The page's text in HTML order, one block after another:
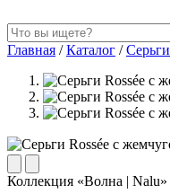
Главная / Каталог / Серьги
Коллекция «Волна | Nalu»